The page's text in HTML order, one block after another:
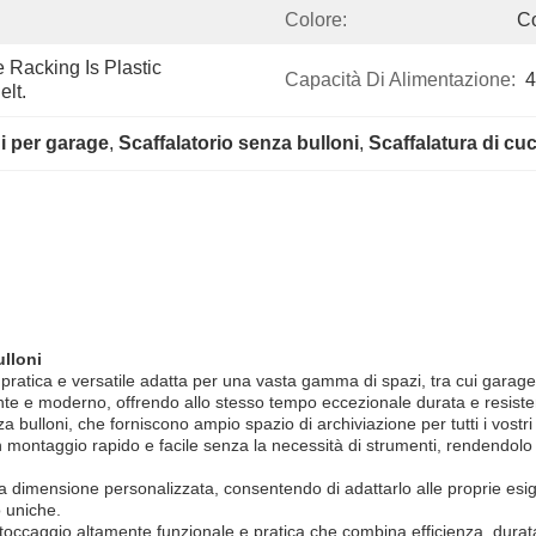
Colore:
Racking Is Plastic
Capacità Di Alimentazione:
per garage, Scaffalatorio senza bulloni, Scaffalatura di
e versatile adatta per una vasta gamma di spazi, tra cui
e moderno, offrendo allo stesso tempo eccezionale durata e
bulloni, che forniscono ampio spazio di archiviazione per tutti i
rapido e facile senza la necessità di strumenti,
personalizzata, consentendo di adattarlo alle proprie
altamente funzionale e pratica che combina efficienza,